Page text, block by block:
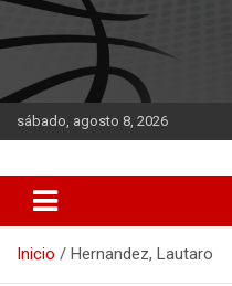
Saltar
al
contenido
sábado, agosto 8, 2026
DATA Basquet
Inicio Hernandez, Lautaro